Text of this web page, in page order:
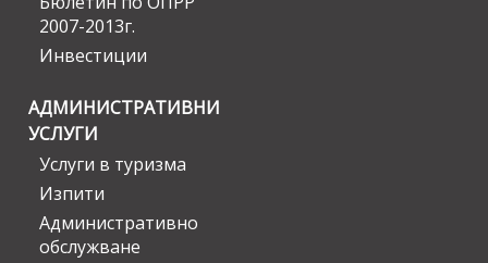
2007-2013г.
Инвестиции
АДМИНИСТРАТИВНИ
УСЛУГИ
Услуги в туризма
Изпити
Административно
обслужване